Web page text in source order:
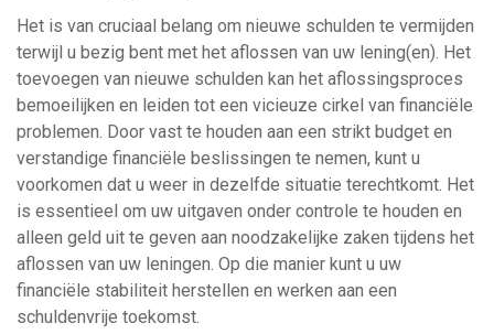
Het is van cruciaal belang om nieuwe schulden te vermijden
terwijl u bezig bent met het aflossen van uw lening(en). Het
toevoegen van nieuwe schulden kan het aflossingsproces
bemoeilijken en leiden tot een vicieuze cirkel van financiële
problemen. Door vast te houden aan een strikt budget en
verstandige financiële beslissingen te nemen, kunt u
voorkomen dat u weer in dezelfde situatie terechtkomt. Het
is essentieel om uw uitgaven onder controle te houden en
alleen geld uit te geven aan noodzakelijke zaken tijdens het
aflossen van uw leningen. Op die manier kunt u uw
financiële stabiliteit herstellen en werken aan een
schuldenvrije toekomst.